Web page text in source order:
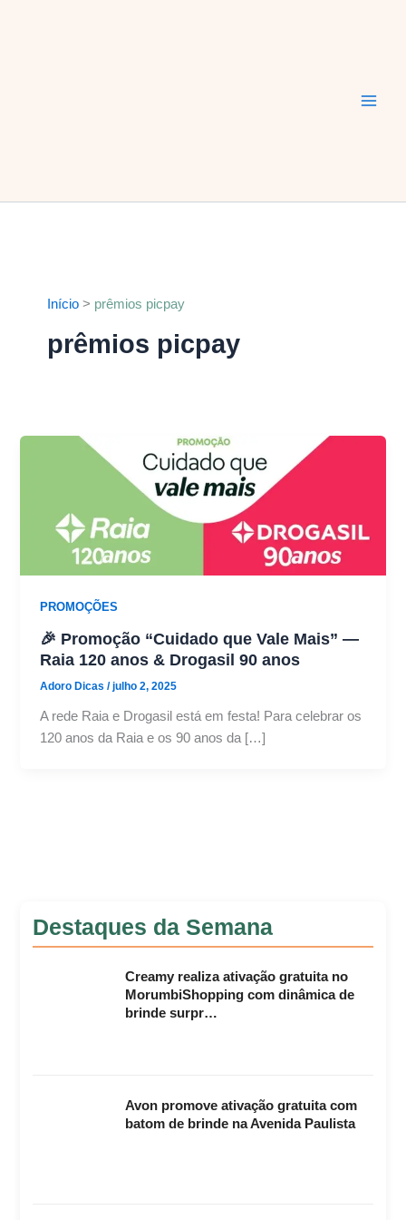
Início prêmios picpay
prêmios picpay
PROMOÇÕES
🎉 Promoção “Cuidado que Vale Mais” —
Raia 120 anos & Drogasil 90 anos
Adoro Dicas/julho 2, 2025
A rede Raia e Drogasil está em festa! Para celebrar os
120 anos da Raia e os 90 anos da […]
Destaques da Semana
Creamy realiza ativação gratuita no
MorumbiShopping com dinâmica de
brinde surpr…
Avon promove ativação gratuita com
batom de brinde na Avenida Paulista